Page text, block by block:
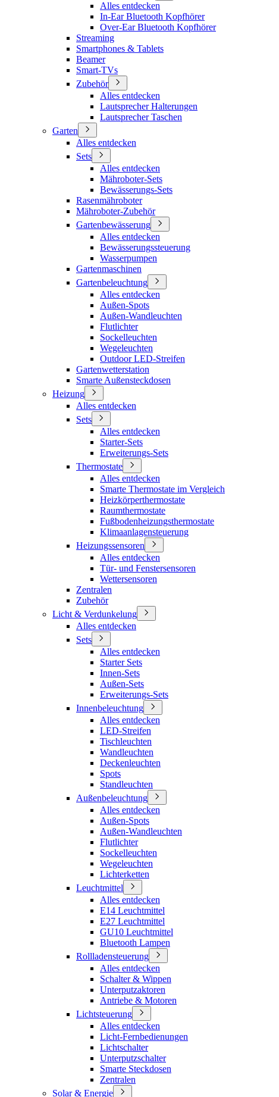
Alles entdecken
In-Ear Bluetooth Kopfhörer
Over-Ear Bluetooth Kopfhörer
Streaming
Smartphones & Tablets
Beamer
Smart-TVs
Zubehör
Alles entdecken
Lautsprecher Halterungen
Lautsprecher Taschen
Garten
Alles entdecken
Sets
Alles entdecken
Mähroboter-Sets
Bewässerungs-Sets
Rasenmähroboter
Mähroboter-Zubehör
Gartenbewässerung
Alles entdecken
Bewässerungssteuerung
Wasserpumpen
Gartenmaschinen
Gartenbeleuchtung
Alles entdecken
Außen-Spots
Außen-Wandleuchten
Flutlichter
Sockelleuchten
Wegeleuchten
Outdoor LED-Streifen
Gartenwetterstation
Smarte Außensteckdosen
Heizung
Alles entdecken
Sets
Alles entdecken
Starter-Sets
Erweiterungs-Sets
Thermostate
Alles entdecken
Smarte Thermostate im Vergleich
Heizkörperthermostate
Raumthermostate
Fußbodenheizungsthermostate
Klimaanlagensteuerung
Heizungssensoren
Alles entdecken
Tür- und Fenstersensoren
Wettersensoren
Zentralen
Zubehör
Licht & Verdunkelung
Alles entdecken
Sets
Alles entdecken
Starter Sets
Innen-Sets
Außen-Sets
Erweiterungs-Sets
Innenbeleuchtung
Alles entdecken
LED-Streifen
Tischleuchten
Wandleuchten
Deckenleuchten
Spots
Standleuchten
Außenbeleuchtung
Alles entdecken
Außen-Spots
Außen-Wandleuchten
Flutlichter
Sockelleuchten
Wegeleuchten
Lichterketten
Leuchtmittel
Alles entdecken
E14 Leuchtmittel
E27 Leuchtmittel
GU10 Leuchtmittel
Bluetooth Lampen
Rollladensteuerung
Alles entdecken
Schalter & Wippen
Unterputzaktoren
Antriebe & Motoren
Lichtsteuerung
Alles entdecken
Licht-Fernbedienungen
Lichtschalter
Unterputzschalter
Smarte Steckdosen
Zentralen
Solar & Energie